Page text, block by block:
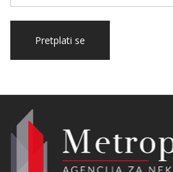
Pretplati se